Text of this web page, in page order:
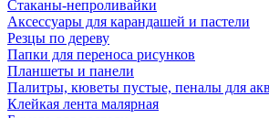
Стаканы-непроливайки
Аксессуары для карандашей и пастели
Резцы по дереву
Папки для переноса рисунков
Планшеты и панели
Палитры, кюветы пустые, пеналы для
Клейкая лента малярная